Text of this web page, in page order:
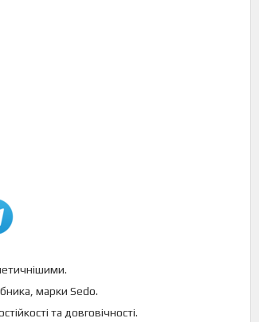
марки Sedo.
та довговічності.